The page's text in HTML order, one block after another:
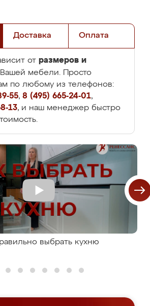
Доставка Оплата
от размеров и
Вашей мебели. Просто
по любому из телефонов:
55, 8 (495) 665-24-01,
13, и наш менеджер быстро
выбрать кухню